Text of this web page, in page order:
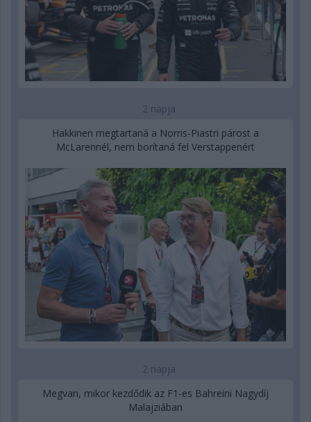
2 napja
Hakkinen megtartaná a Norris-Piastri párost a
McLarennél, nem borítaná fel Verstappenért
2 napja
Megvan, mikor kezdődik az F1-es Bahreini Nagydíj
Malajziában